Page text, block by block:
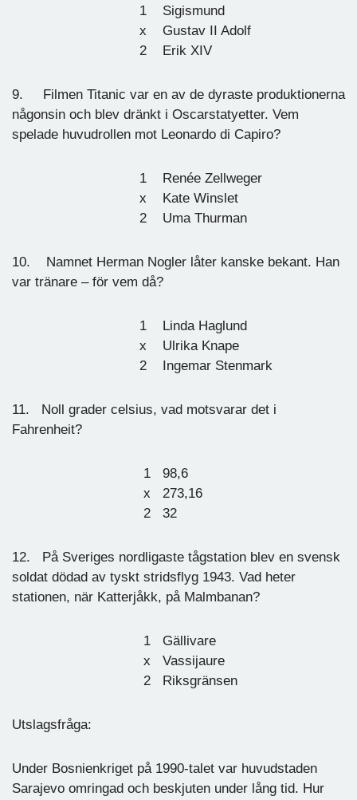
1 Sigismund
x Gustav II Adolf
2 Erik XIV
9. Filmen Titanic var en av de dyraste produktionerna
någonsin och blev dränkt i Oscarstatyetter. Vem
spelade huvudrollen mot Leonardo di Capiro?
1 Renée Zellweger
x Kate Winslet
2 Uma Thurman
10. Namnet Herman Nogler låter kanske bekant. Han
var tränare – för vem då?
1 Linda Haglund
x Ulrika Knape
2 Ingemar Stenmark
11. Noll grader celsius, vad motsvarar det i
Fahrenheit?
1 98,6
x 273,16
2 32
12. På Sveriges nordligaste tågstation blev en svensk
soldat dödad av tyskt stridsflyg 1943. Vad heter
stationen, när Katterjåkk, på Malmbanan?
1 Gällivare
x Vassijaure
2 Riksgränsen
Utslagsfråga:
Under Bosnienkriget på 1990-talet var huvudstaden
Sarajevo omringad och beskjuten under lång tid. Hur